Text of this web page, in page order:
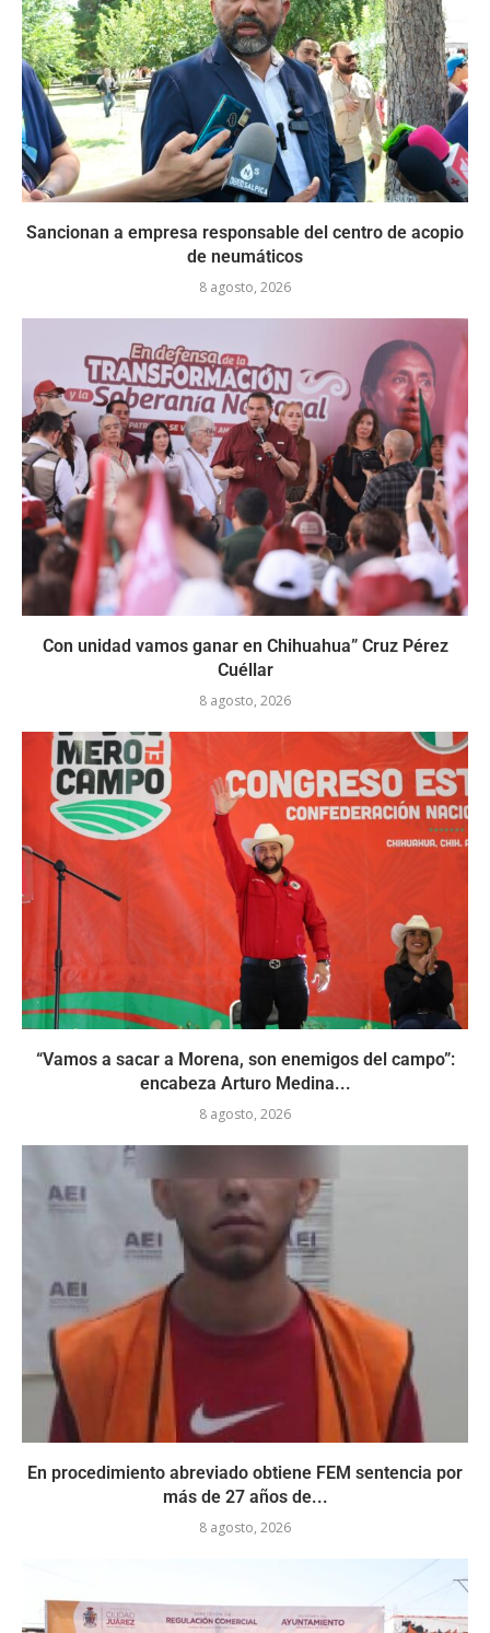
Sancionan a empresa responsable del centro de acopio
de neumáticos
8 agosto, 2026
Con unidad vamos ganar en Chihuahua” Cruz Pérez
Cuéllar
8 agosto, 2026
“Vamos a sacar a Morena, son enemigos del campo”:
encabeza Arturo Medina...
8 agosto, 2026
En procedimiento abreviado obtiene FEM sentencia por
más de 27 años de...
8 agosto, 2026